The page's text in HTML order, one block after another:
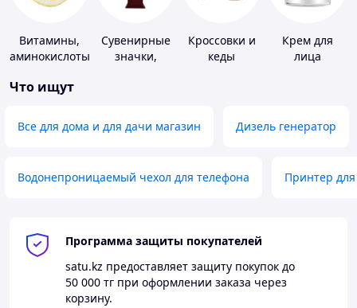
Витамины,
аминокислоты
Сувенирные
значки,
Кроссовки и
кеды
Крем для
лица
Что ищут
Все для дома и для дачи магазин Дизель генератор
Водонепроницаемый чехол для телефона Принтер
Программа защиты покупателей
satu.kz предоставляет защиту покупок до
50 000 тг при оформлении заказа через
корзину.